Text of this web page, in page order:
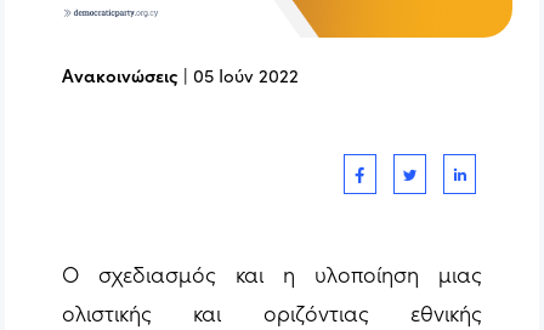
Ανακοινώσεις |05 Ιούν 2022
O σχεδιασμός και η υλοποίηση μιας
ολιστικής και οριζόντιας εθνικής